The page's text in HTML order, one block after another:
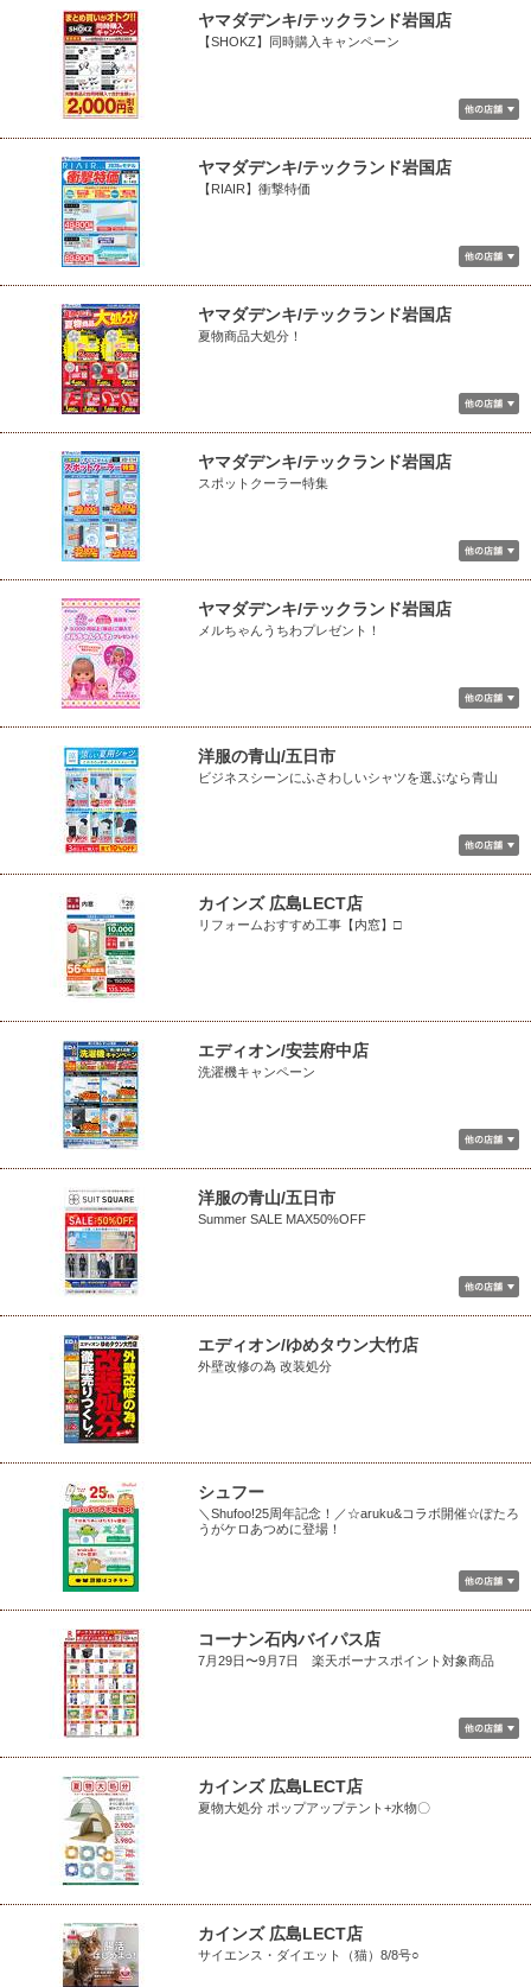
ヤマダデンキ/テックランド岩国店
【SHOKZ】同時購入キャンペーン
ヤマダデンキ/テックランド岩国店
【RIAIR】衝撃特価
ヤマダデンキ/テックランド岩国店
夏物商品大処分！
ヤマダデンキ/テックランド岩国店
スポットクーラー特集
ヤマダデンキ/テックランド岩国店
メルちゃんうちわプレゼント！
洋服の青山/五日市
ビジネスシーンにふさわしいシャツを選ぶなら青山
カインズ 広島LECT店
リフォームおすすめ工事【内窓】□
エディオン/安芸府中店
洗濯機キャンペーン
洋服の青山/五日市
Summer SALE MAX50%OFF
エディオン/ゆめタウン大竹店
外壁改修の為 改装処分
シュフー
＼Shufoo!25周年記念！／☆aruku&コラボ開催☆ぽたろ
うがケロあつめに登場！
コーナン石内バイパス店
7月29日〜9月7日 楽天ボーナスポイント対象商品
カインズ 広島LECT店
夏物大処分 ポップアップテント+水物〇
カインズ 広島LECT店
サイエンス・ダイエット（猫）8/8号○